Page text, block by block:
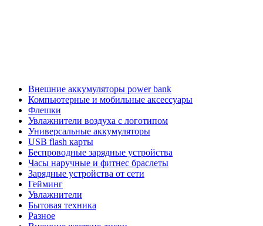
Внешние аккумуляторы power bank
Компьютерные и мобильные аксессуары
Флешки
Увлажнители воздуха с логотипом
Универсальные аккумуляторы
USB flash карты
Беспроводные зарядные устройства
Часы наручные и фитнес браслеты
Зарядные устройства от сети
Гейминг
Увлажнители
Бытовая техника
Разное